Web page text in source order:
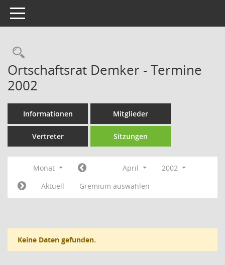
Toggle navigation
Rechercheauswahl
Ortschaftsrat Demker - Termine
2002
Informationen Mitglieder
Vertreter Sitzungen
Monat April
2002
Aktuell
Gremium auswählen
Keine Daten gefunden.